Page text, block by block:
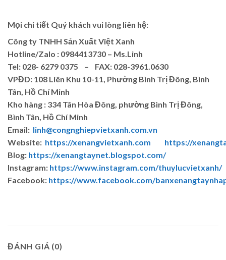
Mọi chi tiết Quý khách vui lòng liên hệ:
Công ty TNHH Sản Xuất Việt Xanh
Hotline/Zalo : 0984413730 – Ms.Linh
Tel: 028- 6279 0375 – FAX: 028-3961.0630
VPĐD: 108 Liên Khu 10-11, Phường Bình Trị Đông, Bình
Tân, Hồ Chí Minh
Kho hàng : 334 Tân Hòa Đông, phường Bình Trị Đông,
Bình Tân, Hồ Chí Minh
Email: linh@congnghiepvietxanh.com.vn
Website: https://xenangvietxanh.com
https://
Blog: https://xenangtaynet.blogspot.com/
Instagram: https://www.instagram.com/thuylucvietxanh/
Facebook: https://www.facebook.com/
ĐÁNH GIÁ (0)